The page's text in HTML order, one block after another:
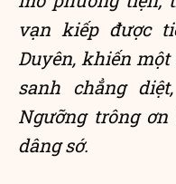
vạn kiếp được
Duyên, khiến một
sanh chẳng
Ngưỡng trông
dâng sớ.